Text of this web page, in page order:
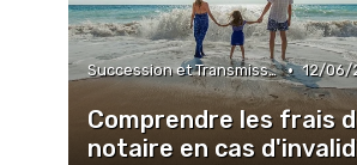
Succession et Transmission de Patrimoine • 12/06/
Comprendre les frais
notaire en cas